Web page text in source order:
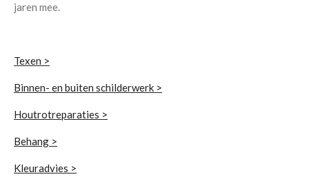
jaren mee.
Texen >
Binnen- en buiten schilderwerk >
Houtrotreparaties >
Behang >
Kleuradvies >